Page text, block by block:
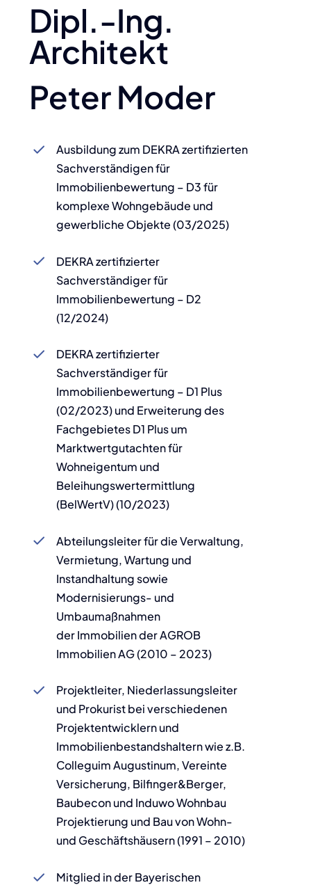
Dipl.-Ing.
Architekt
Peter Moder
Ausbildung zum DEKRA zertifizierten
Sachverständigen für
Immobilienbewertung – D3 für
komplexe Wohngebäude und
gewerbliche Objekte (03/2025)
DEKRA zertifizierter
Sachverständiger für
Immobilienbewertung – D2
(12/2024)
DEKRA zertifizierter
Sachverständiger für
Immobilienbewertung – D1 Plus
(02/2023) und Erweiterung des
Fachgebietes D1 Plus um
Marktwertgutachten für
Wohneigentum und
Beleihungswertermittlung
(BelWertV) (10/2023)
Abteilungsleiter für die Verwaltung,
Vermietung, Wartung und
Instandhaltung sowie
Modernisierungs- und
Umbaumaßnahmen
der Immobilien der AGROB
Immobilien AG (2010 – 2023)
Projektleiter, Niederlassungsleiter
und Prokurist bei verschiedenen
Projektentwicklern und
Immobilienbestandshaltern wie z.B.
Colleguim Augustinum, Vereinte
Versicherung, Bilfinger&Berger,
Baubecon und Induwo Wohnbau
Projektierung und Bau von Wohn-
und Geschäftshäusern (1991 – 2010)
Mitglied in der Bayerischen